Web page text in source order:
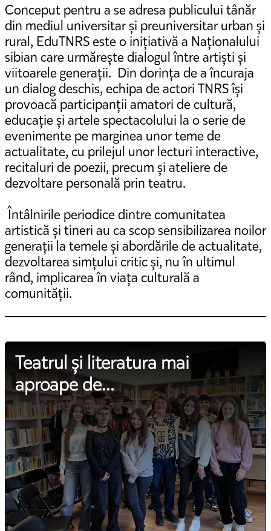
Conceput pentru a se adresa publicului tânăr
din mediul universitar și preuniversitar urban și
rural, EduTNRS este o inițiativă a Naționalului
sibian care urmărește dialogul între artiști și
viitoarele generații. Din dorința de a încuraja
un dialog deschis, echipa de actori TNRS își
provoacă participanții amatori de cultură,
educație și artele spectacolului la o serie de
evenimente pe marginea unor teme de
actualitate, cu prilejul unor lecturi interactive,
recitaluri de poezii, precum și ateliere de
dezvoltare personală prin teatru.
Întâlnirile periodice dintre comunitatea
artistică și tineri au ca scop sensibilizarea noilor
generații la temele și abordările de actualitate,
dezvoltarea simțului critic și, nu în ultimul
rând, implicarea în viața culturală a
comunității.
Teatrul și literatura mai
aproape de...